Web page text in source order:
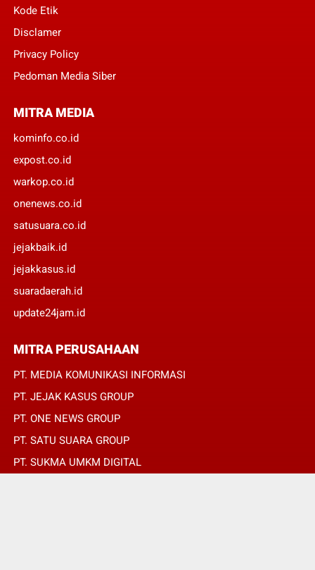
Kode Etik
Disclamer
Privacy Policy
Pedoman Media Siber
MITRA MEDIA
kominfo.co.id
expost.co.id
warkop.co.id
onenews.co.id
satusuara.co.id
jejakbaik.id
jejakkasus.id
suaradaerah.id
update24jam.id
MITRA PERUSAHAAN
PT. MEDIA KOMUNIKASI INFORMASI
PT. JEJAK KASUS GROUP
PT. ONE NEWS GROUP
PT. SATU SUARA GROUP
PT. SUKMA UMKM DIGITAL